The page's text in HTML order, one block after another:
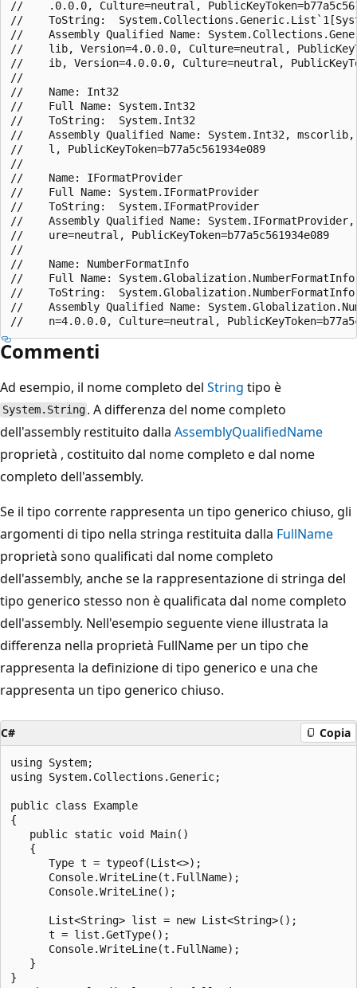
//    .0.0.0, Culture=neutral,
//    ToString:
//    Assembly Qualified Name:
//    lib, Version=4.0.0.0, Culture=neutral,
//    ib, Version=4.0.0.0, Culture=neutral,
//
//    Name: Int32
//    Full Name: System.Int32
//    ToString:  System.Int32
//    Assembly Qualified Name: System.Int32,
//    l, PublicKeyToken=b77a5c561934e089
//
//    Name: IFormatProvider
//    Full Name: System.IFormatProvider
//    ToString:  System.IFormatProvider
//    Assembly Qualified Name:
//    ure=neutral, PublicKeyToken=b77a5c561934e089
//
//    Name: NumberFormatInfo
//    Full Name: System.Globalization.NumberFormatInfo
//    ToString:  System.Globalization.NumberFormatInfo
//    Assembly Qualified Name:
Commenti
Ad esempio, il nome completo del String tipo è
System.String . A differenza del nome completo
dell'assembly restituito dalla AssemblyQualifiedName
proprietà , costituito dal nome completo e dal nome
completo dell'assembly.
Se il tipo corrente rappresenta un tipo generico chiuso, gli
argomenti di tipo nella stringa restituita dalla FullName
proprietà sono qualificati dal nome completo
dell'assembly, anche se la rappresentazione di stringa del
tipo generico stesso non è qualificata dal nome completo
dell'assembly. Nell'esempio seguente viene illustrata la
differenza nella proprietà FullName per un tipo che
rappresenta la definizione di tipo generico e una che
rappresenta un tipo generico chiuso.
C# Copia
using System;
using System.Collections.Generic;
public class Example
{
   public static void Main()
   {
      Type t = typeof(List<>);
      Console.WriteLine(t.FullName);
      Console.WriteLine();
      List<String> list = new List<String>();
      t = list.GetType();
      Console.WriteLine(t.FullName);
   }
}